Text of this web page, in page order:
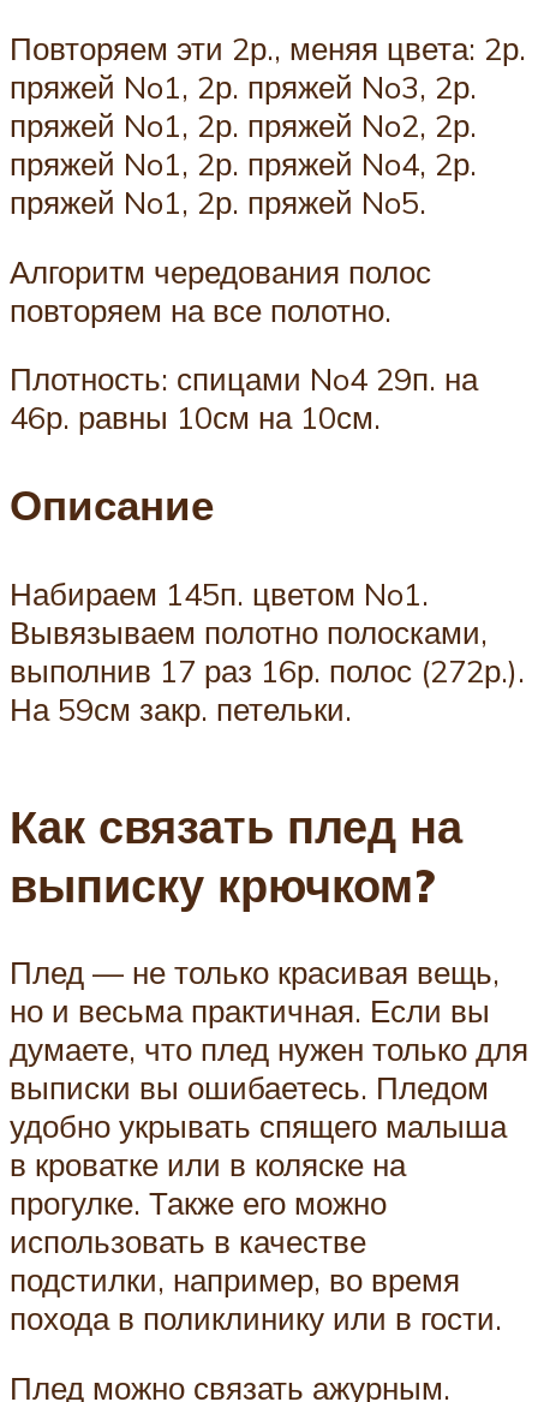
Повторяем эти 2р., меняя цвета: 2р.
пряжей No1, 2р. пряжей No3, 2р.
пряжей No1, 2р. пряжей No2, 2р.
пряжей No1, 2р. пряжей No4, 2р.
пряжей No1, 2р. пряжей No5.
Алгоритм чередования полос
повторяем на все полотно.
Плотность: спицами No4 29п. на
46р. равны 10см на 10см.
Описание
Набираем 145п. цветом No1.
Вывязываем полотно полосками,
выполнив 17 раз 16р. полос (272р.).
На 59см закр. петельки.
Как связать плед на
выписку крючком?
Плед — не только красивая вещь,
но и весьма практичная. Если вы
думаете, что плед нужен только для
выписки вы ошибаетесь. Пледом
удобно укрывать спящего малыша
в кроватке или в коляске на
прогулке. Также его можно
использовать в качестве
подстилки, например, во время
похода в поликлинику или в гости.
Плед можно связать ажурным.